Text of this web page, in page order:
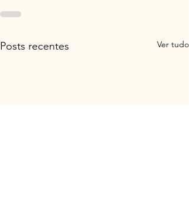
Posts recentes Ver tudo